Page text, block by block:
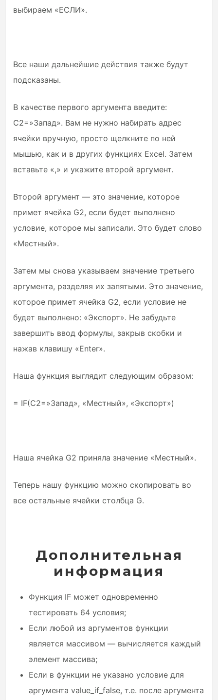
выбираем «ЕСЛИ».
Все наши дальнейшие действия также будут
подсказаны.
В качестве первого аргумента введите:
C2=»Запад». Вам не нужно набирать адрес
ячейки вручную, просто щелкните по ней
мышью, как и в других функциях Excel. Затем
вставьте «,» и укажите второй аргумент.
Второй аргумент — это значение, которое
примет ячейка G2, если будет выполнено
условие, которое мы записали. Это будет слово
«Местный».
Затем мы снова указываем значение третьего
аргумента, разделяя их запятыми. Это значение,
которое примет ячейка G2, если условие не
будет выполнено: «Экспорт». Не забудьте
завершить ввод формулы, закрыв скобки и
нажав клавишу «Enter».
Наша функция выглядит следующим образом:
= IF(C2=»Запад», «Местный», «Экспорт»)
Наша ячейка G2 приняла значение «Местный».
Теперь нашу функцию можно скопировать во
все остальные ячейки столбца G.
Дополнительная
информация
Функция IF может одновременно
тестировать 64 условия;
Если любой из аргументов функции
является массивом — вычисляется каждый
элемент массива;
Если в функции не указано условие для
аргумента value_if_false, т.е. после аргумента